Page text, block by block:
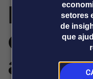
setores
de
que
Plataformas
Broadcast
Sobre nós
Prêmio Broadcast
Analistas
Agências de
comunicação
oito
a